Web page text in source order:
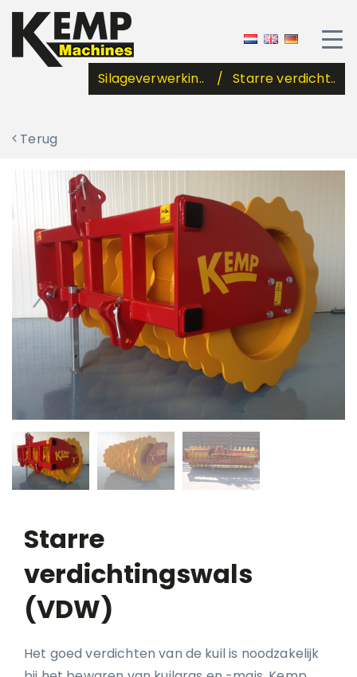
Silageverwerkin.. Starre verdicht..
Terug
Starre
verdichtingswals
(VDW)
Het goed verdichten van de kuil is noodzakelijk